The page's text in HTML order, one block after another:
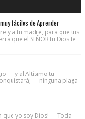
fáciles de Aprender
y a tu madre, para que tus
que el SEÑOR tu Dios te
y al Altísimo tu
ninguna plaga
que yo soy Dios! Toda